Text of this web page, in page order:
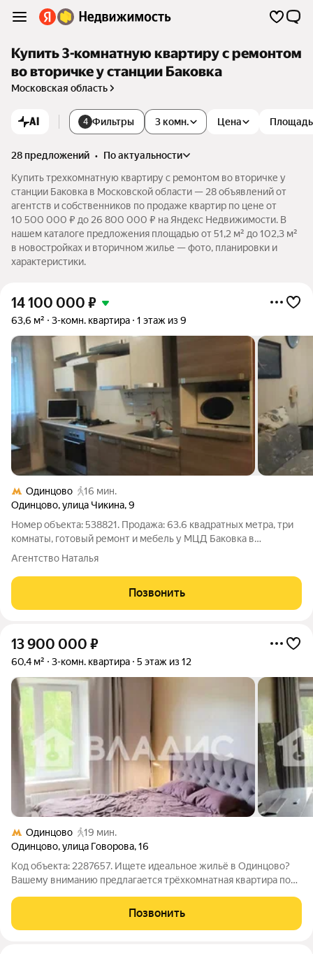
Купить 3-комнатную квартиру с ремонтом
во вторичке у станции Баковка
Московская область
AI 4 Фильтры 3 комн. Цена Площадь
28 предложений •
по актуальности
Купить трехкомнатную квартиру с ремонтом во вторичке у
станции Баковка в Московской области — 28 объявлений от
агентств и собственников по продаже квартир по цене от
10 500 000 ₽ до 26 800 000 ₽ на Яндекс Недвижимости. В
нашем каталоге предложения площадью от 51,2 м² до 102,3 м²
в новостройках и вторичном жилье — фото, планировки и
характеристики.
14 100 000 ₽
63,6 м² 3-комн. квартира 1 этаж из 9
Одинцово
16 мин.
Одинцово,улица Чикина,9
Номер объекта: 538821. Продажа: 63.6 квадратных метра, три
комнаты, готовый ремонт и мебель у МЦД Баковка в
Одинцово. Эта квартира на первом этаже девятиэтажного
выгоду, чтобы Вы переехали сразу и
Агентство Наталья
Позвонить
13 900 000 ₽
60,4 м² 3-комн. квартира 5 этаж из 12
Одинцово
19 мин.
Одинцово,улица Говорова,16
Код объекта: 2287657. Ищете идеальное жильё в Одинцово?
Вашему вниманию предлагается трёхкомнатная квартира по
тех, кто ценит комфорт и доступность. Квартира расположена
на 5 этаже
Позвонить